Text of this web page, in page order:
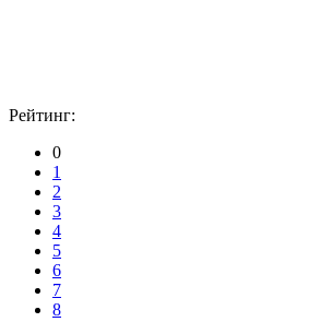
Рейтинг:
0
1
2
3
4
5
6
7
8